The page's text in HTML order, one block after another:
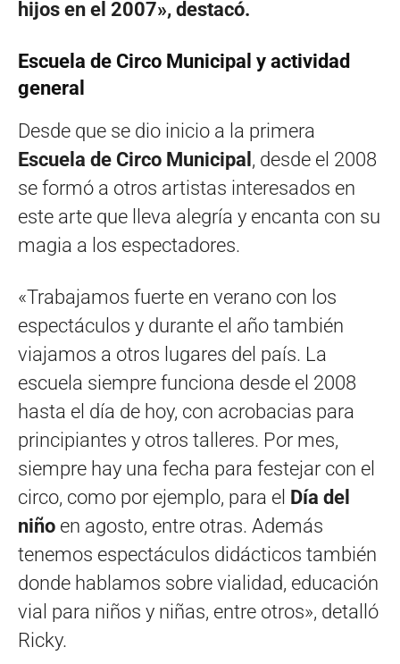
hijos en el 2007», destacó.
Escuela de Circo Municipal y actividad
general
Desde que se dio inicio a la primera
Escuela de Circo Municipal , desde el 2008
se formó a otros artistas interesados en
este arte que lleva alegría y encanta con su
magia a los espectadores.
«Trabajamos fuerte en verano con los
espectáculos y durante el año también
viajamos a otros lugares del país. La
escuela siempre funciona desde el 2008
hasta el día de hoy, con acrobacias para
principiantes y otros talleres. Por mes,
siempre hay una fecha para festejar con el
circo, como por ejemplo, para el Día del
niño en agosto, entre otras. Además
tenemos espectáculos didácticos también
donde hablamos sobre vialidad, educación
vial para niños y niñas, entre otros», detalló
Ricky.